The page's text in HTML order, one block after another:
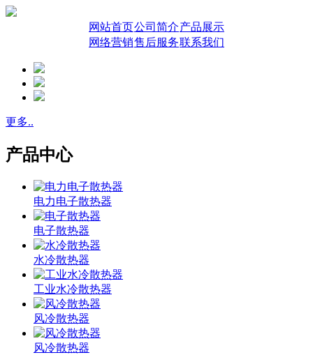
网站首页公司简介产品展示
网络营销售后服务联系我们
更多..
产品中心
电力电子散热器
电子散热器
水冷散热器
工业水冷散热器
风冷散热器
风冷散热器